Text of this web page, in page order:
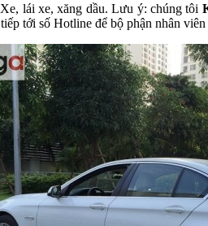
lái xe, xăng dầu. Lưu ý: chúng tôi
tới số Hotline để bộ phận nhân